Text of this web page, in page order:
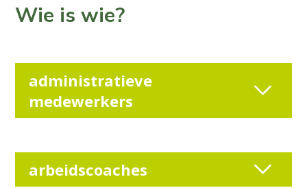
Wie is wie?
administratieve
medewerkers
arbeidscoaches